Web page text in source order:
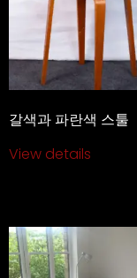
갈색과 파란색 스툴
View details